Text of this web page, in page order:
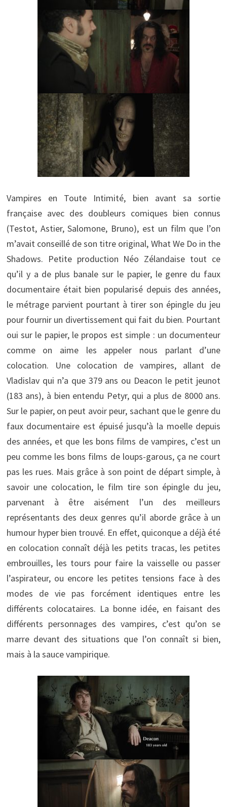
Vampires en Toute Intimité, bien avant sa sortie
française avec des doubleurs comiques bien connus
(Testot, Astier, Salomone, Bruno), est un film que l’on
m’avait conseillé de son titre original, What We Do in the
Shadows. Petite production Néo Zélandaise tout ce
qu’il y a de plus banale sur le papier, le genre du faux
documentaire était bien popularisé depuis des années,
le métrage parvient pourtant à tirer son épingle du jeu
pour fournir un divertissement qui fait du bien. Pourtant
oui sur le papier, le propos est simple : un documenteur
comme on aime les appeler nous parlant d’une
colocation. Une colocation de vampires, allant de
Vladislav qui n’a que 379 ans ou Deacon le petit jeunot
(183 ans), à bien entendu Petyr, qui a plus de 8000 ans.
Sur le papier, on peut avoir peur, sachant que le genre du
faux documentaire est épuisé jusqu’à la moelle depuis
des années, et que les bons films de vampires, c’est un
peu comme les bons films de loups-garous, ça ne court
pas les rues. Mais grâce à son point de départ simple, à
savoir une colocation, le film tire son épingle du jeu,
parvenant à être aisément l’un des meilleurs
représentants des deux genres qu’il aborde grâce à un
humour hyper bien trouvé. En effet, quiconque a déjà été
en colocation connaît déjà les petits tracas, les petites
embrouilles, les tours pour faire la vaisselle ou passer
l’aspirateur, ou encore les petites tensions face à des
modes de vie pas forcément identiques entre les
différents colocataires. La bonne idée, en faisant des
différents personnages des vampires, c’est qu’on se
marre devant des situations que l’on connaît si bien,
mais à la sauce vampirique.